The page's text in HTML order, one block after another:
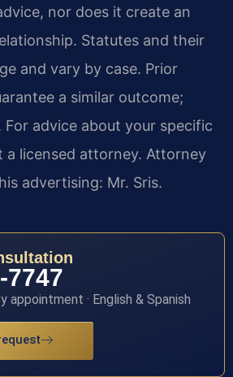
nor does it create an
Statutes and their
and vary by case. Prior
a similar outcome;
For advice about your specific
a licensed attorney. Attorney
advertising: Mr. Sris.
7747
appointment · English & Spanish